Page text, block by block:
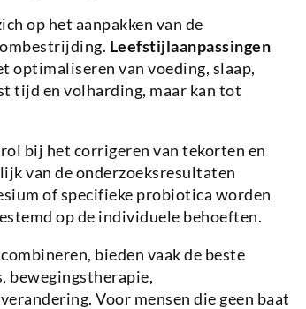
op het aanpakken van de
Leefstijlaanpassingen
optimaliseren van voeding, slaap,
tijd en volharding, maar kan tot
bij het corrigeren van tekorten en
van de onderzoeksresultaten
of specifieke probiotica worden
op de individuele behoeften.
bieden vaak de beste
bewegingstherapie,
Voor mensen die geen baat